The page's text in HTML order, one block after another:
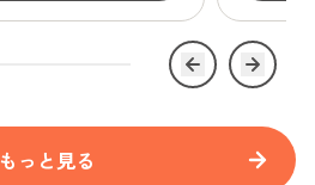
もっと見る